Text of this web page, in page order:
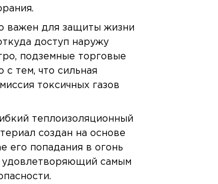
важен для защиты жизни
доступ наружу
подземные торговые
тем, что сильная
токсичных газов
теплоизоляционный
создан на основе
его попадания в огонь
удовлетворяющий самым